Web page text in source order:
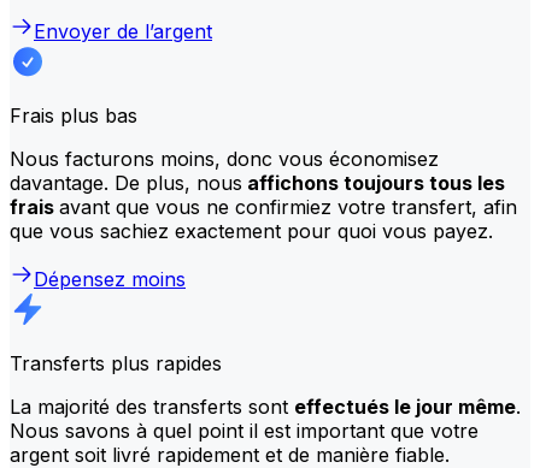
Envoyer de l’argent
Frais plus bas
Nous facturons moins, donc vous économisez
davantage. De plus, nous affichons toujours tous les
frais avant que vous ne confirmiez votre transfert, afin
que vous sachiez exactement pour quoi vous payez.
Dépensez moins
Transferts plus rapides
La majorité des transferts sont effectués le jour même.
Nous savons à quel point il est important que votre
argent soit livré rapidement et de manière fiable.